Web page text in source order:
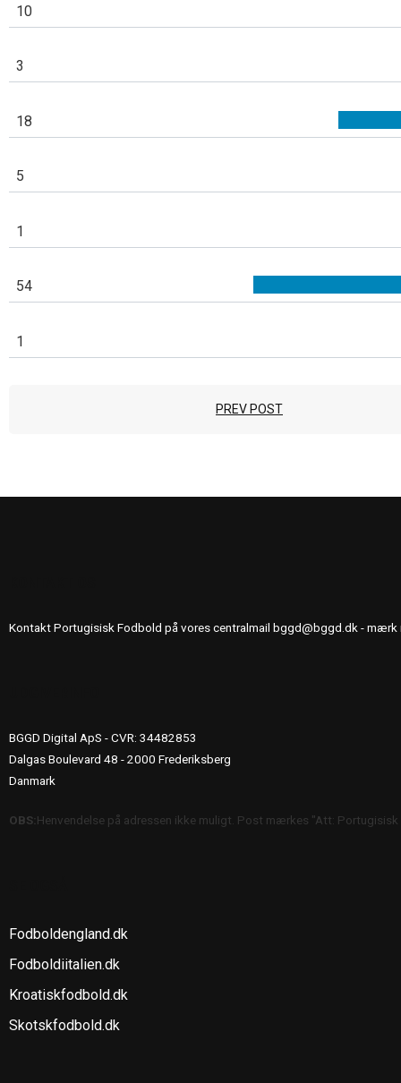
10
3
18
5
1
54
1
PREV POST
Kontakt Portugisisk Fodbold på vores centralmail bggd@bggd.dk - mærk
BGGD Digital ApS - CVR: 34482853
Dalgas Boulevard 48 - 2000 Frederiksberg
Danmark
OBS:Henvendelse på adressen ikke muligt. Post mærkes "Att:
Fodboldengland.dk
Fodboldiitalien.dk
Kroatiskfodbold.dk
Skotskfodbold.dk